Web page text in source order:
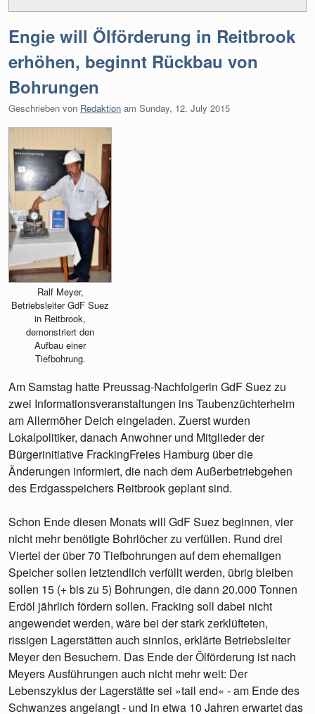
Engie will Ölförderung in Reitbrook
erhöhen, beginnt Rückbau von
Bohrungen
Geschrieben von Redaktion am Sunday, 12. July 2015
Ralf Meyer,
Betriebsleiter GdF Suez
in Reitbrook,
demonstriert den
Aufbau einer
Tiefbohrung.
Am Samstag hatte Preussag-Nachfolgerin GdF Suez zu
zwei Informationsveranstaltungen ins Taubenzüchterheim
am Allermöher Deich eingeladen. Zuerst wurden
Lokalpolitiker, danach Anwohner und Mitglieder der
Bürgerinitiative FrackingFreies Hamburg über die
Änderungen informiert, die nach dem Außerbetriebgehen
des Erdgasspeichers Reitbrook geplant sind.
Schon Ende diesen Monats will GdF Suez beginnen, vier
nicht mehr benötigte Bohrlöcher zu verfüllen. Rund drei
Viertel der über 70 Tiefbohrungen auf dem ehemaligen
Speicher sollen letztendlich verfüllt werden, übrig bleiben
sollen 15 (+ bis zu 5) Bohrungen, die dann 20.000 Tonnen
Erdöl jährlich fördern sollen. Fracking soll dabei nicht
angewendet werden, wäre bei der stark zerklüfteten,
rissigen Lagerstätten auch sinnlos, erklärte Betriebsleiter
Meyer den Besuchern. Das Ende der Ölförderung ist nach
Meyers Ausführungen auch nicht mehr weit: Der
Lebenszyklus der Lagerstätte sei »tail end« - am Ende des
Schwanzes angelangt - und in etwa 10 Jahren erwartet das